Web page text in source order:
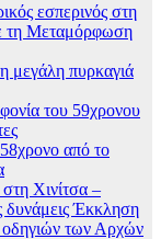
εσπερινός στη
τη Μεταμόρφωση
μεγάλη πυρκαγιά
του 59χρονου
από το
Χινίτσα –
δυνάμεις Έκκληση
οδηγιών των Αρχών